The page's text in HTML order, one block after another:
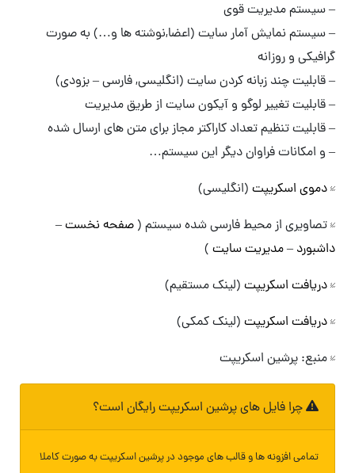
– سیستم مدیریت قوی
– سیستم نمایش آمار سایت (اعضا,نوشته ها و…) به صورت
گرافیکی و روزانه
– قابلیت چند زبانه کردن سایت (انگلیسی, فارسی – بزودی)
– قابلیت تغییر لوگو و آیکون سایت از طریق مدیریت
– قابلیت تنظیم تعداد کاراکتر مجاز برای متن های ارسال شده
– و امکانات فراوان دیگر این سیستم…
دموی اسکریپت (انگلیسی)
تصاویری از محیط فارسی شده سیستم ( صفحه نخست–
داشبورد –مدیریت سایت )
دریافت اسکریپت (لینک مستقیم)
دریافت اسکریپت (لینک کمکی)
منبع: پرشین اسکریپت
چرا فایل های پرشین اسکریپت رایگان است؟
تمامی افزونه ها و قالب های موجود در پرشین اسکریپت به صورت کاملا